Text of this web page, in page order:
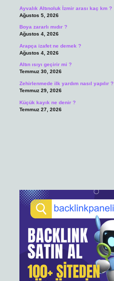
Ayvalık Altınoluk İzmir arası kaç km ?
Ağustos 5, 2026
Boya zararlı mıdır ?
Ağustos 4, 2026
Arapça izafet ne demek ?
Ağustos 4, 2026
Altın ısıyı geçirir mi ?
Temmuz 30, 2026
Zehirlenmede ilk yardım nasıl yapılır ?
Temmuz 29, 2026
Küçük kayık ne denir ?
Temmuz 27, 2026